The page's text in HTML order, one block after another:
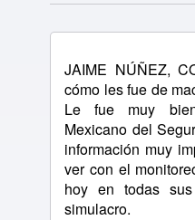
JAIME NÚÑEZ,
cómo les fue de
Le fue muy
Mexicano del
información muy
ver con el
hoy en todas
simulacro.